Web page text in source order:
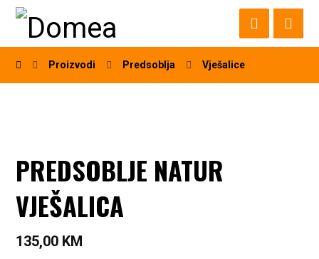
Proizvodi Predsoblja Vješalice
PREDSOBLJE NATUR
VJEŠALICA
135,00 KM